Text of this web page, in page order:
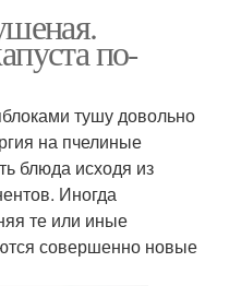
по-
тушу довольно
на пчелиные
блюда исходя из
Иногда
те или иные
совершенно новые